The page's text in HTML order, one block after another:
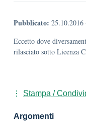
Pubblicato: 25.10.2016
Eccetto dove
rilasciato sotto Licenza
Stampa /
Argomenti